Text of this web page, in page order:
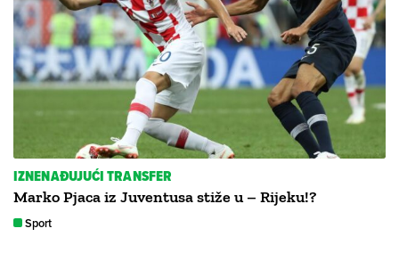
IZNENAĐUJUĆI TRANSFER
Marko Pjaca iz Juventusa stiže u – Rijeku!?
Sport